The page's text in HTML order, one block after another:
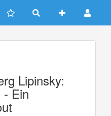
Lipinsky:
- Ein